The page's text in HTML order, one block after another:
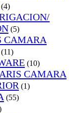
(4)
(5)
CAMARA
(11)
(10)
CAMARA
(1)
(55)